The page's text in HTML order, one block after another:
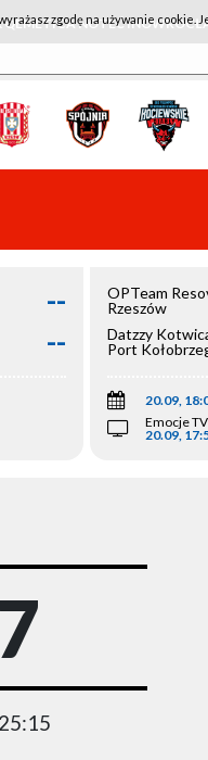
NOTEĆ
--
--
OPTeam
Rzeszów
Datzzy
Port
20.09,
Emocje TV
20.09,
zgodę na używanie cookie.